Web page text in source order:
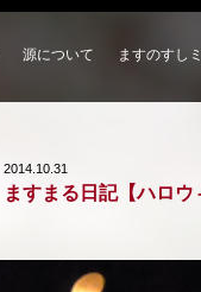
源について ますのすし
2014.10.31
ますまる日記【ハロウ